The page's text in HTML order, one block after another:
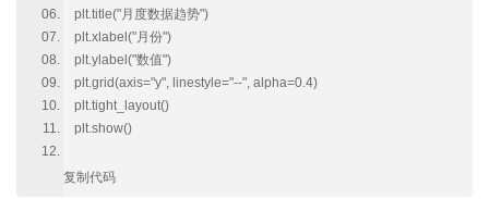
plt.title("月度数据趋势")
plt.xlabel("月份")
plt.ylabel("数值")
plt.grid(axis="y", linestyle="--", alpha=0.4)
plt.tight_layout()
plt.show()
复制代码